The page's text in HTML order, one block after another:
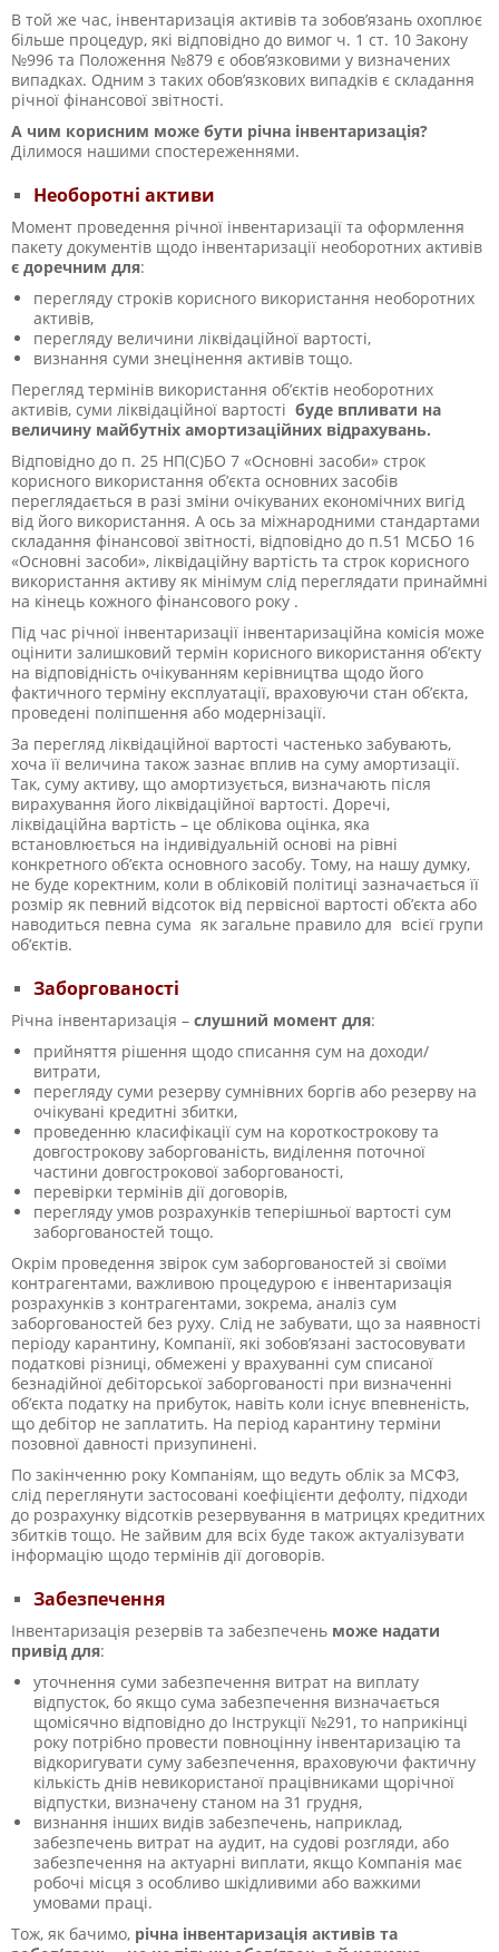
В той же час, інвентаризація активів та зобов’язань охоплює
більше процедур, які відповідно до вимог ч. 1 ст. 10 Закону
№996 та Положення №879 є обов’язковими у визначених
випадках. Одним з таких обов’язкових випадків є складання
річної фінансової звітності.
А чим корисним може бути річна інвентаризація?
Ділимося нашими спостереженнями.
Необоротні активи
Момент проведення річної інвентаризації та оформлення
пакету документів щодо інвентаризації необоротних активів
є доречним для:
перегляду строків корисного використання необоротних
активів,
перегляду величини ліквідаційної вартості,
визнання суми знецінення активів тощо.
Перегляд термінів використання об’єктів необоротних
активів, суми ліквідаційної вартості буде впливати на
величину майбутніх амортизаційних відрахувань.
Відповідно до п. 25 НП(С)БО 7 «Основні засоби» строк
корисного використання об’єкта основних засобів
переглядається в разі зміни очікуваних економічних вигід
від його використання. А ось за міжнародними стандартами
складання фінансової звітності, відповідно до п.51 МСБО 16
«Основні засоби», ліквідаційну вартість та строк корисного
використання активу як мінімум слід переглядати принаймні
на кінець кожного фінансового року .
Під час річної інвентаризації інвентаризаційна комісія може
оцінити залишковий термін корисного використання об’єкту
на відповідність очікуванням керівництва щодо його
фактичного терміну експлуатації, враховуючи стан об’єкта,
проведені поліпшення або модернізації.
За перегляд ліквідаційної вартості частенько забувають,
хоча її величина також зазнає вплив на суму амортизації.
Так, суму активу, що амортизується, визначають після
вирахування його ліквідаційної вартості. Доречі,
ліквідаційна вартість – це облікова оцінка, яка
встановлюється на індивідуальній основі на рівні
конкретного об’єкта основного засобу. Тому, на нашу думку,
не буде коректним, коли в обліковій політиці зазначається її
розмір як певний відсоток від первісної вартості об’єкта або
наводиться певна сума як загальне правило для всієї групи
об’єктів.
Заборгованості
Річна інвентаризація – слушний момент для:
прийняття рішення щодо списання сум на доходи/
витрати,
перегляду суми резерву сумнівних боргів або резерву на
очікувані кредитні збитки,
проведенню класифікації сум на короткострокову та
довгострокову заборгованість, виділення поточної
частини довгострокової заборгованості,
перевірки термінів дії договорів,
перегляду умов розрахунків теперішньої вартості сум
заборгованостей тощо.
Окрім проведення звірок сум заборгованостей зі своїми
контрагентами, важливою процедурою є інвентаризація
розрахунків з контрагентами, зокрема, аналіз сум
заборгованостей без руху. Слід не забувати, що за наявності
періоду карантину, Компанії, які зобов’язані застосовувати
податкові різниці, обмежені у врахуванні сум списаної
безнадійної дебіторської заборгованості при визначенні
об’єкта податку на прибуток, навіть коли існує впевненість,
що дебітор не заплатить. На період карантину терміни
позовної давності призупинені.
По закінченню року Компаніям, що ведуть облік за МСФЗ,
слід переглянути застосовані коефіцієнти дефолту, підходи
до розрахунку відсотків резервування в матрицях кредитних
збитків тощо. Не зайвим для всіх буде також актуалізувати
інформацію щодо термінів дії договорів.
Забезпечення
Інвентаризація резервів та забезпечень може надати
привід для:
уточнення суми забезпечення витрат на виплату
відпусток, бо якщо сума забезпечення визначається
щомісячно відповідно до Інструкції №291, то наприкінці
року потрібно провести повноцінну інвентаризацію та
відкоригувати суму забезпечення, враховуючи фактичну
кількість днів невикористаної працівниками щорічної
відпустки, визначену станом на 31 грудня,
визнання інших видів забезпечень, наприклад,
забезпечень витрат на аудит, на судові розгляди, або
забезпечення на актуарні виплати, якщо Компанія має
робочі місця з особливо шкідливими або важкими
умовами праці.
Тож, як бачимо, річна інвентаризація активів та